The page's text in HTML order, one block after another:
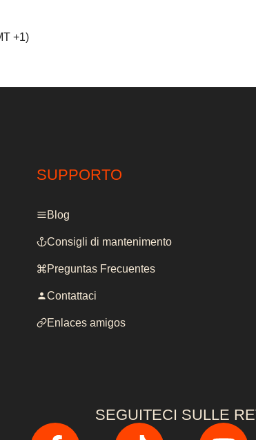
+1)
SUPPORTO
Blog
Consigli di mantenimento
Preguntas Frecuentes
Contattaci
Enlaces amigos
SEGUITECI SULLE